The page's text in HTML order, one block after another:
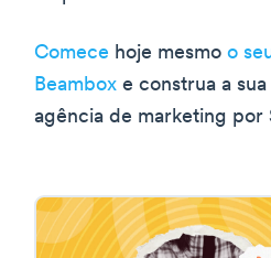
Comece hoje mesmo o
Beambox e construa a
agência de marketing por